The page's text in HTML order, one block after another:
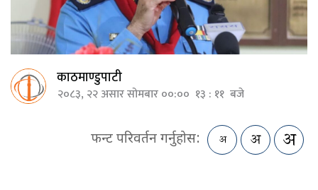
काठमाण्डुपाटी
२०८३, २२ असार सोमबार ००:०० १३ : ११ बजे
फन्ट परिवर्तन गर्नुहोस: